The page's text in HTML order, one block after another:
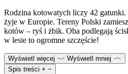
Rodzina kotowatych liczy 42
żyje w Europie. Tereny Polski
kotów – ryś i żbik. Oba podlegają
w lesie to ogromne szczęście!
Wyświetl więcej
Wyświetl mniej
Spis treści + −